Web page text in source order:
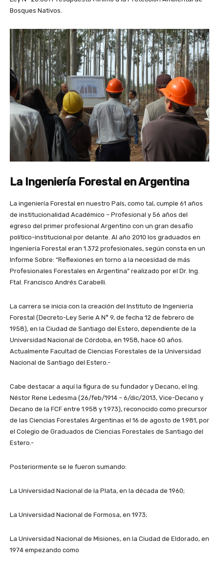
Bosques Nativos.
La Ingeniería Forestal en Argentina
La ingeniería Forestal en nuestro País, como tal, cumple 61 años
de institucionalidad Académico – Profesional y 56 años del
egreso del primer profesional Argentino con un gran desafío
político-institucional por delante. Al año 2010 los graduados en
Ingeniería Forestal eran 1.372 profesionales, según consta en un
Informe Sobre: “Reflexiones en torno a la necesidad de más
Profesionales Forestales en Argentina” realizado por el Dr. Ing.
Ftal. Francisco Andrés Carabelli.
La carrera se inicia con la creación del Instituto de Ingeniería
Forestal (Decreto-Ley Serie A N° 9, de fecha 12 de febrero de
1958), en la Ciudad de Santiago del Estero, dependiente de la
Universidad Nacional de Córdoba, en 1958, hace 60 años.
Actualmente Facultad de Ciencias Forestales de la Universidad
Nacional de Santiago del Estero.-
Cabe destacar a aquí la figura de su fundador y Decano, el Ing.
Néstor Rene Ledesma (26/feb/1914 – 6/dic/2013, Vice-Decano y
Decano de la FCF entre 1.958 y 1.973), reconocido como precursor
de las Ciencias Forestales Argentinas el 16 de agosto de 1.981, por
el Colegio de Graduados de Ciencias Forestales de Santiago del
Estero.-
Posteriormente se le fueron sumando:
La Universidad Nacional de la Plata, en la década de 1960;
La Universidad Nacional de Formosa, en 1973;
La Universidad Nacional de Misiones, en la Ciudad de Eldorado, en
1974 empezando como